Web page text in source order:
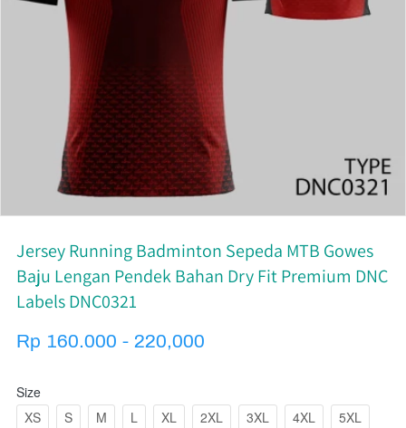
Jersey Running Badminton Sepeda MTB Gowes
Baju Lengan Pendek Bahan Dry Fit Premium DNC
Labels DNC0321
Rp 160.000 - 220,000
Size
XS
S M L XL 2XL 3XL 4XL
5XL